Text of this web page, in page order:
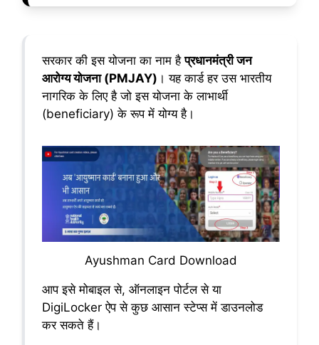
सरकार की इस योजना का नाम हैप्रधानमंत्री जन
आरोग्य योजना (PMJAY) । यह कार्ड हर उस भारतीय
नागरिक के लिए है जो इस योजना के लाभार्थी
(beneficiary) के रूप में योग्य है।
Ayushman Card Download
आप इसे मोबाइल से, ऑनलाइन पोर्टल से या
DigiLocker ऐप से कुछ आसान स्टेप्स में डाउनलोड
कर सकते हैं।